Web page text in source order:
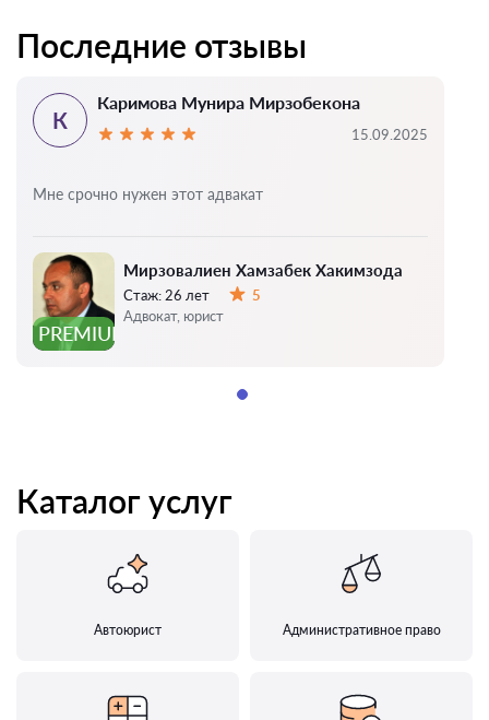
Последние отзывы
PREMIUM
Мирзовалиен Хамзабек Хакимзода
Стаж: 26 лет
5
Адвокат, юрист
К
Каримова Мунира Мирзобекона
15.09.2025
Мне срочно нужен этот адвакат
Каталог услуг
Автоюрист Административное право